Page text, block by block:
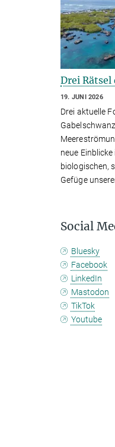
Drei Rätsel
19. JUNI 2026
Drei aktuelle
neue
biologischen,
Gefüge
Social
Bluesky
Facebook
LinkedIn
Mastodon
TikTok
Youtube